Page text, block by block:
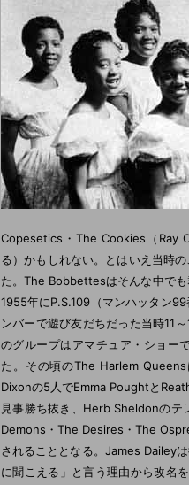
Copesetics・The Cookies（Ray
る）かもしれない。とはいえ当時
た。The Bobbettesはそんな中で
1955年にP.S.109（マンハッタン
ンバーで遊び友だちだった当時11
のグループはアマチュア・ショー
た。その頃のThe Harlem
Dixonの5人でEmma Poughtと
見事勝ち抜き、Herb Sheldonのテ
Demons・The Desires・The
されることとなる。James Dailey
に聞こえる」と言う理由から改名